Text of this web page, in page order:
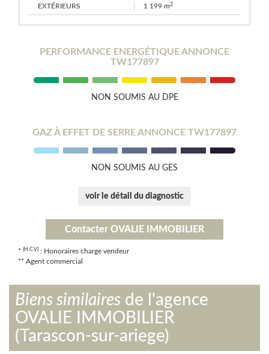
EXTÉRIEURS 1 199 m2
PERFORMANCE ENERGÉTIQUE ANNONCE
TW177897
NON SOUMIS AU DPE
GAZ À EFFET DE SERRE ANNONCE TW177897
NON SOUMIS AU GES
voir le détail du diagnostic
Contacter OVALIE IMMOBILIER
* (H.C.V) : Honoraires charge vendeur
** Agent commercial
Biens similaires de l'agence
OVALIE IMMOBILIER
(Tarascon-sur-ariege)